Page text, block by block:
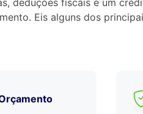
deduções fiscais e um
Eis alguns dos